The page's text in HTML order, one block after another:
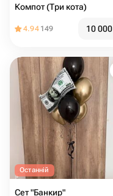
Компот (Три кота)
4.94 149 10 000
Останній
Сет "Банкир"